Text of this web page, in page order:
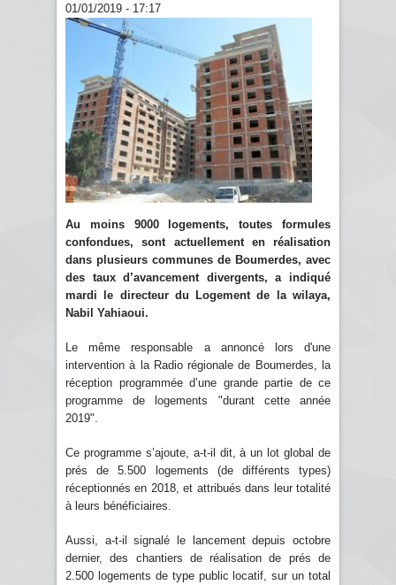
01/01/2019 - 17:17
Au moins 9000 logements, toutes formules
confondues, sont actuellement en réalisation
dans plusieurs communes de Boumerdes, avec
des taux d’avancement divergents, a indiqué
mardi le directeur du Logement de la wilaya,
Nabil Yahiaoui.
Le même responsable a annoncé lors d'une
intervention à la Radio régionale de Boumerdes, la
réception programmée d’une grande partie de ce
programme de logements "durant cette année
2019".
Ce programme s’ajoute, a-t-il dit, à un lot global de
prés de 5.500 logements (de différents types)
réceptionnés en 2018, et attribués dans leur totalité
à leurs bénéficiaires.
Aussi, a-t-il signalé le lancement depuis octobre
dernier, des chantiers de réalisation de prés de
2.500 logements de type public locatif, sur un total